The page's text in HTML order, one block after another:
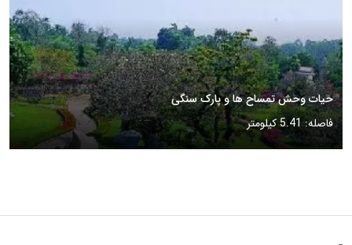
حیات وحش تمساح ها و پارک سنگی
فاصله: 5.41 کیلومتر